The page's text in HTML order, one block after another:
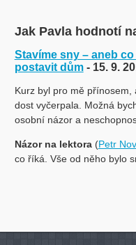
Jak Pavla hodnotí
Stavíme sny – aneb
postavit dům - 15. 9.
Kurz byl pro mě
dost vyčerpala. Možná
osobní názor a
Názor na lektora(Petr
co říká. Vše od něho bylo